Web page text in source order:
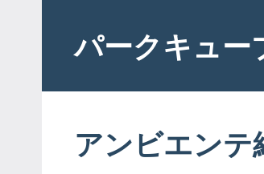
contentパークキュー
アンビエンテ